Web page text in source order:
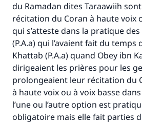
du Ramadan dites Taraawiih
récitation du Coran à haute voix
qui s’atteste dans la pratique
(P.A.a) qui l’avaient fait du temps
Khattab (P.A.a) quand Obey ibn
dirigeaient les prières pour les
prolongeaient leur récitation du
à haute voix ou à voix basse
l’une ou l’autre option est
obligatoire mais elle fait parties